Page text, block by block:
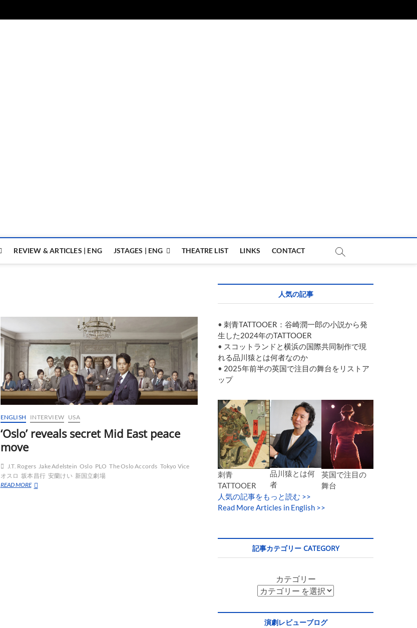
REVIEW & ARTICLES | ENG JSTAGES | ENG THEATRE LIST LINKS CONTACT
ENGLISH INTERVIEW USA
‘Oslo’ reveals secret Mid East peace
move
J.T. Rogers Jake Adelstein Oslo PLO The Oslo Accords Tokyo Vice
オスロ 坂本昌行 安蘭けい 新国立劇場
READ MORE‘Oslo’
人気の記事
• 刺青TATTOOER：谷崎潤一郎の小説から発
生した2024年のTATTOOER
• スコットランドと横浜の国際共同制作で現
れる品川猿とは何者なのか
• 2025年前半の英国で注目の舞台をリストア
ップ
刺青
TATTOOER
品川猿とは何
者
英国で注目の
舞台
人気の記事をもっと読む >>
Read More Articles in English >>
記事カテゴリー CATEGORY
カテゴリー
演劇レビューブログ